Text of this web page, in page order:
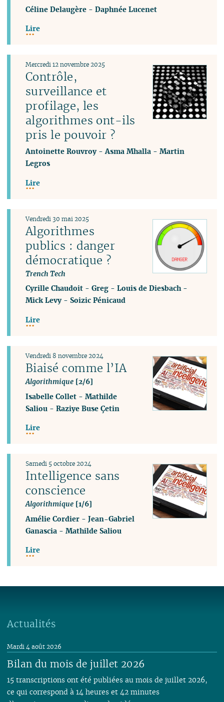
Céline Delaugère -Daphnée Lucenet
Lire
Contrôle,
surveillance et
profilage, les
algorithmes ont-ils
pris le pouvoir ?
Mercredi 12 novembre 2025
Antoinette Rouvroy-Asma Mhalla -Martin
Legros
Lire
Algorithmes
publics : danger
démocratique ?
Trench Tech
Vendredi 30 mai 2025
Cyrille Chaudoit -Greg -Louis de Diesbach-
Mick Levy-Soizic Pénicaud
Lire
Biaisé comme l’IA
Algorithmique [2/6]
Vendredi 8 novembre 2024
Isabelle Collet -Mathilde
Saliou -Raziye Buse Çetin
Lire
Intelligence sans
conscience
Algorithmique [1/6]
Samedi 5 octobre 2024
Amélie Cordier -Jean-Gabriel
Ganascia -Mathilde Saliou
Lire
Actualités
Bilan du mois de juillet 2026
Mardi 4 août 2026
15 transcriptions ont été publiées au mois de juillet 2026,
ce qui correspond à 14 heures et 42 minutes